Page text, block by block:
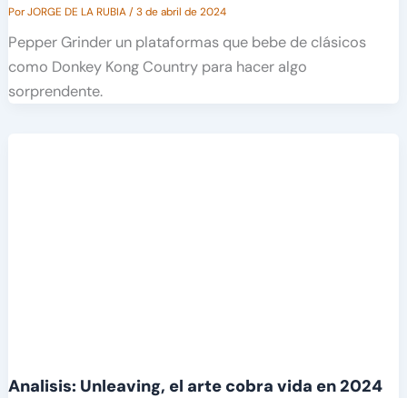
PorJORGE DE LA RUBIA/3 de abril de 2024
Pepper Grinder un plataformas que bebe de clásicos
como Donkey Kong Country para hacer algo
sorprendente.
Analisis: Unleaving, el arte cobra vida en 2024